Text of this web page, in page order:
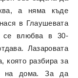
а няма къде
в Глаушевата
се влюбва в 30-
Лазаровата
която разбира за
на дома. За да